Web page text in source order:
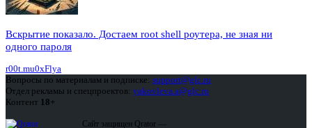
Вскрытие показало. Достаем root shell роутера, не зная ни
одного пароля
r00t.mu0xFlya
Вопросы по материалам и подписке: support@glc.ru
Отдел рекламы и спецпроектов: yakovleva.a@glc.ru
Контент 18+
Сайт защищен Qrator —